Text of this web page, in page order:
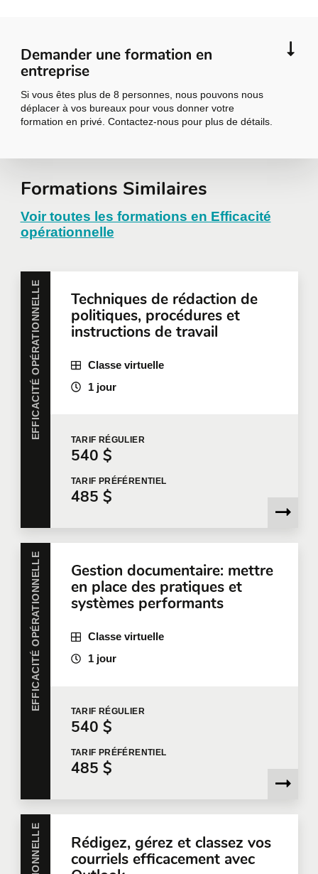
Demander une formation en
entreprise
Si vous êtes plus de 8 personnes, nous pouvons nous
déplacer à vos bureaux pour vous donner votre
formation en privé. Contactez-nous pour plus de détails.
Demander une
formation en
entreprise
Toutes nos formations peuvent être offertes en
entreprise et personnalisées selon vos besoins.
Pour plus d'information, nous vous invitons à
communiquer avec nous
de soumission en ligne.
Prénom
Téléphone Poste
Entreprise
Nombre de participants*
Dites-nous en plus
Formations Similaires
Voir toutes les formations en Efficacité
opérationnelle
EFFICACITÉ OPÉRATIONNELLE Techniques de rédaction de
politiques, procédures et
instructions de travail
Classe virtuelle
1 jour
TARIF RÉGULIER
540 $
TARIF PRÉFÉRENTIEL
485 $
EFFICACITÉ OPÉRATIONNELLE Gestion documentaire: mettre
en place des pratiques et
systèmes performants
Classe virtuelle
1 jour
TARIF RÉGULIER
540 $
TARIF PRÉFÉRENTIEL
485 $
Rédigez, gérez et classez vos
courriels efficacement avec